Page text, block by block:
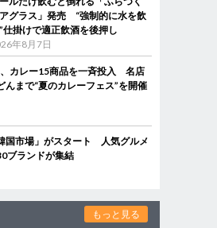
グラス」発売 “強制的に水を飲
仕掛けで適正飲酒を後押し
年8月7日
カレー15商品を一斉投入 名店
んまで“夏のカレーフェス”を開催
国市場」がスタート 人気グルメ
ブランドが集結
もっと見る